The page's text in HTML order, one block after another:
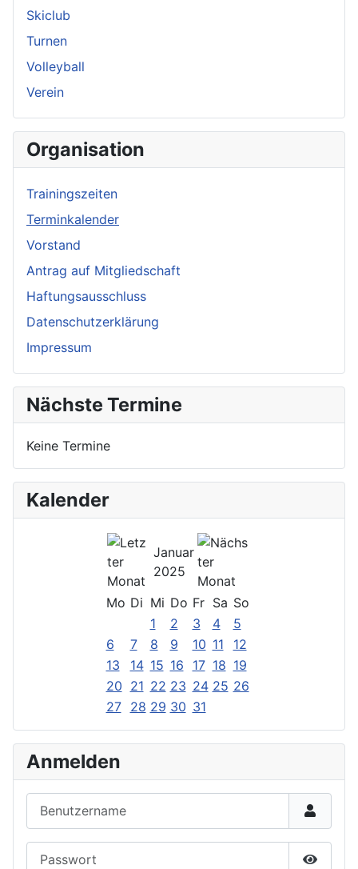
Skiclub
Turnen
Volleyball
Verein
Organisation
Trainingszeiten
Terminkalender
Vorstand
Antrag auf Mitgliedschaft
Haftungsausschluss
Datenschutzerklärung
Impressum
Nächste Termine
Keine Termine
Kalender
Januar
2025
Mo Di Mi Do Fr Sa So
1
2 3 4
5
6
7 8 9 10 11
12
13
14 15 16 17 18 19
20 21 22 23 24 25 26
27
28 29 30 31
Anmelden